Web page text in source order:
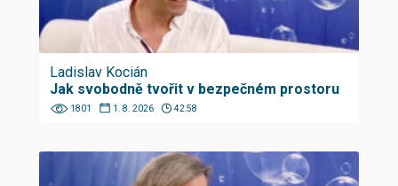
Ladislav Kocián
Jak svobodně tvořit v bezpečném prostoru
1801 1. 8. 2026 42:58